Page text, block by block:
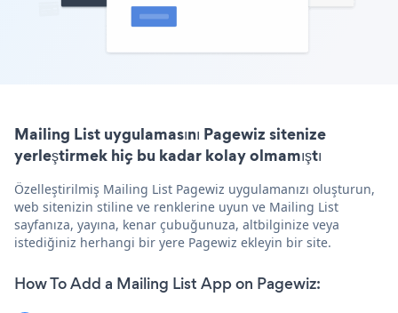
Mailing List uygulamasını Pagewiz sitenize
yerleştirmek hiç bu kadar kolay olmamıştı
Özelleştirilmiş Mailing List Pagewiz uygulamanızı oluşturun,
web sitenizin stiline ve renklerine uyun ve Mailing List
sayfanıza, yayına, kenar çubuğunuza, altbilginize veya
istediğiniz herhangi bir yere Pagewiz ekleyin bir site.
How To Add a Mailing List App on Pagewiz: